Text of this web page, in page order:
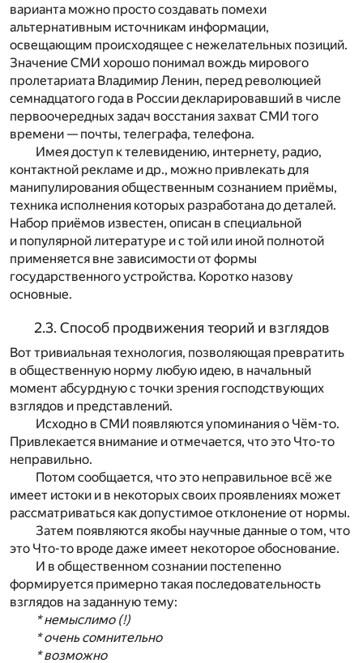
варианта можно просто создавать помехи
альтернативным источникам информации,
освещающим происходящее с нежелательных позиций.
Значение СМИ хорошо понимал вождь мирового
пролетариата Владимир Ленин, перед революцией
семнадцатого года в России декларировавший в числе
первоочередных задач восстания захват СМИ того
времени — почты, телеграфа, телефона.
Имея доступ к телевидению, интернету, радио,
контактной рекламе и др., можно привлекать для
манипулирования общественным сознанием приёмы,
техника исполнения которых разработана до деталей.
Набор приёмов известен, описан в специальной
и популярной литературе и с той или иной полнотой
применяется вне зависимости от формы
государственного устройства. Коротко назову
основные.
2.3. Способ продвижения теорий и взглядов
Вот тривиальная технология, позволяющая превратить
в общественную норму любую идею, в начальный
момент абсурдную с точки зрения господствующих
взглядов и представлений.
Исходно в СМИ появляются упоминания о Чём-то.
Привлекается внимание и отмечается, что это Что-то
неправильно.
Потом сообщается, что это неправильное всё же
имеет истоки и в некоторых своих проявлениях может
рассматриваться как допустимое отклонение от нормы.
Затем появляются якобы научные данные о том, что
это Что-то вроде даже имеет некоторое обоснование.
И в общественном сознании постепенно
формируется примерно такая последовательность
взглядов на заданную тему:
* немыслимо (!)
* очень сомнительно
* возможно